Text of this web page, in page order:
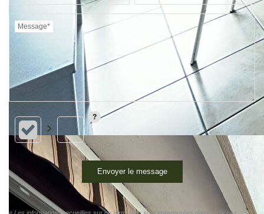
Envoyer le message
« Les informations recueillies sur ce formulaire sont enregistrées dans un fichier
informatisé par LE GRAND CHENE GESTION pour gérer votre demande de contact.
Elles sont conservées pour la durée nécessaire à la gestion de la relation client dans
le respect des prescriptions légales applicables et sont destinées à nos conseillers